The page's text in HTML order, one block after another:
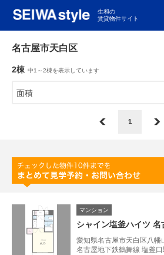
生和の
賃貸物件サイト
TOP
関東TOP
九州TOP
支店一覧
SEIWAの管理
お友達紹介特典
名古屋市天白区
2棟 中1～2棟を表示しています
面積
1
マンション
シャイン塩釜ハイツ
愛知県名古屋市天白区八幡
名古屋地下鉄鶴舞線 塩釜